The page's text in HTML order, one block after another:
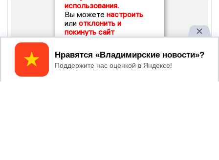
использования.
Вы можете настроить
или отклонить и
покинуть сайт
Принять